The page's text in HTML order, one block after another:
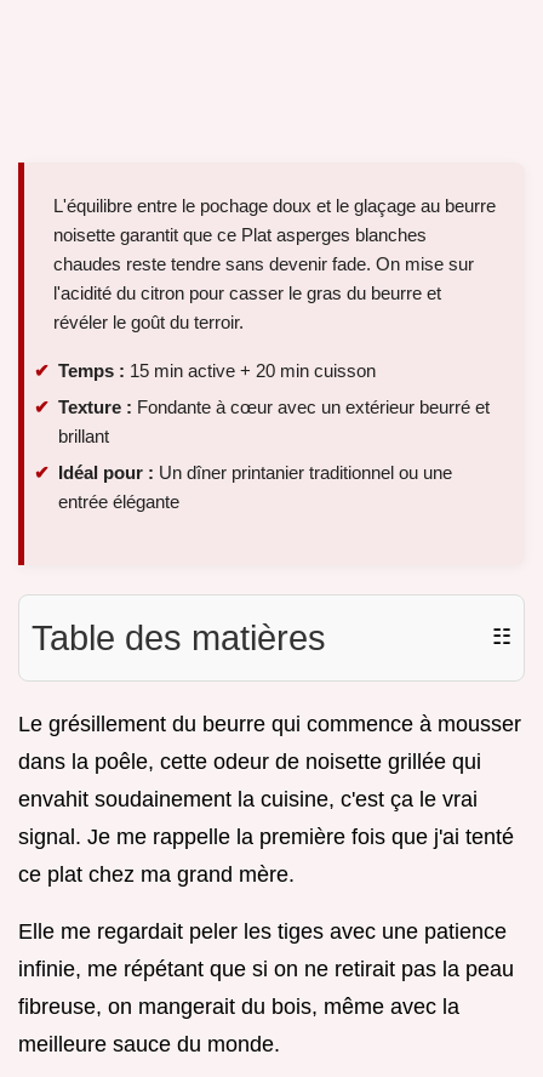
L'équilibre entre le pochage doux et le glaçage au beurre
noisette garantit que ce Plat asperges blanches
chaudes reste tendre sans devenir fade. On mise sur
l'acidité du citron pour casser le gras du beurre et
révéler le goût du terroir.
Temps : 15 min active + 20 min cuisson
Texture : Fondante à cœur avec un extérieur beurré et
brillant
Idéal pour : Un dîner printanier traditionnel ou une
entrée élégante
Table des matières ☷
Le grésillement du beurre qui commence à mousser
dans la poêle, cette odeur de noisette grillée qui
envahit soudainement la cuisine, c'est ça le vrai
signal. Je me rappelle la première fois que j'ai tenté
ce plat chez ma grand mère.
Elle me regardait peler les tiges avec une patience
infinie, me répétant que si on ne retirait pas la peau
fibreuse, on mangerait du bois, même avec la
meilleure sauce du monde.